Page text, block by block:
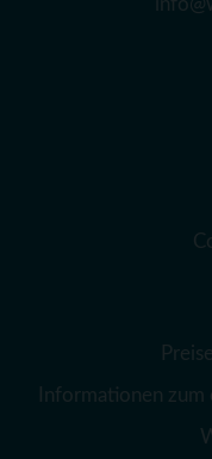
Informationen